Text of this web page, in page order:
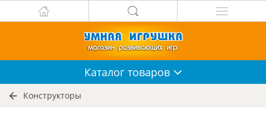
Каталог товаров
Конструкторы